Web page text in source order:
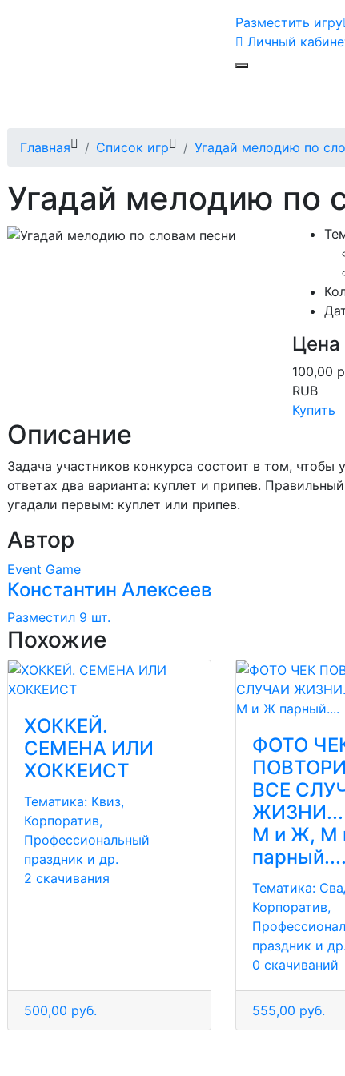
Разместить игру
Личный
Главная Список игр Угадай мелодию по
Угадай мелодию по
Цена
100,00
RUB
Купить
Описание
Задача участников конкурса состоит в том,
ответах два варианта: куплет и припев.
угадали первым: куплет или припев.
Автор
Event Game
Константин Алексеев
Разместил 9 шт.
Похожие
ХОККЕЙ.
СЕМЕНА ИЛИ
ХОККЕИСТ
Тематика: Квиз,
Корпоратив,
Профессиональный
праздник и др.
2 скачивания
500,00 руб.
ФОТО
ВСЕ
М и Ж, М
парный....
Тематика:
Корпоратив,
праздник и др.
0 скачиваний
555,00 руб.